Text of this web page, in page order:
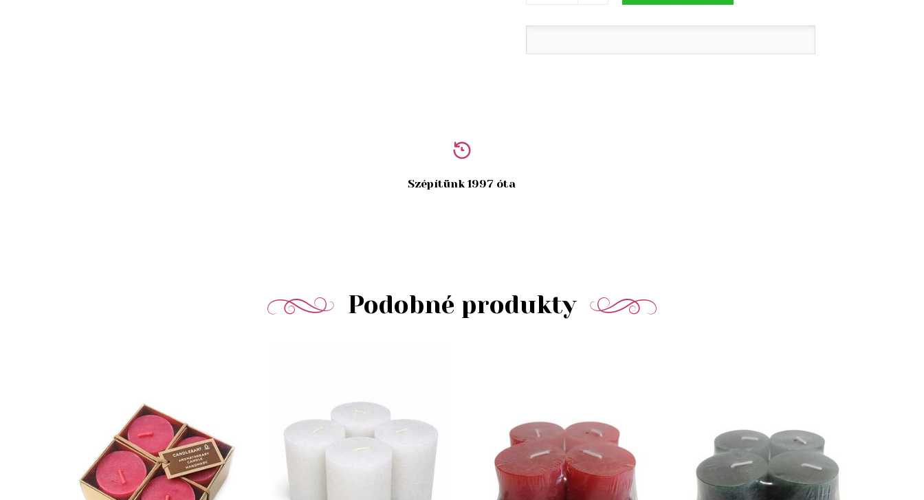
Szépítünk 1997 óta
Podobné produkty